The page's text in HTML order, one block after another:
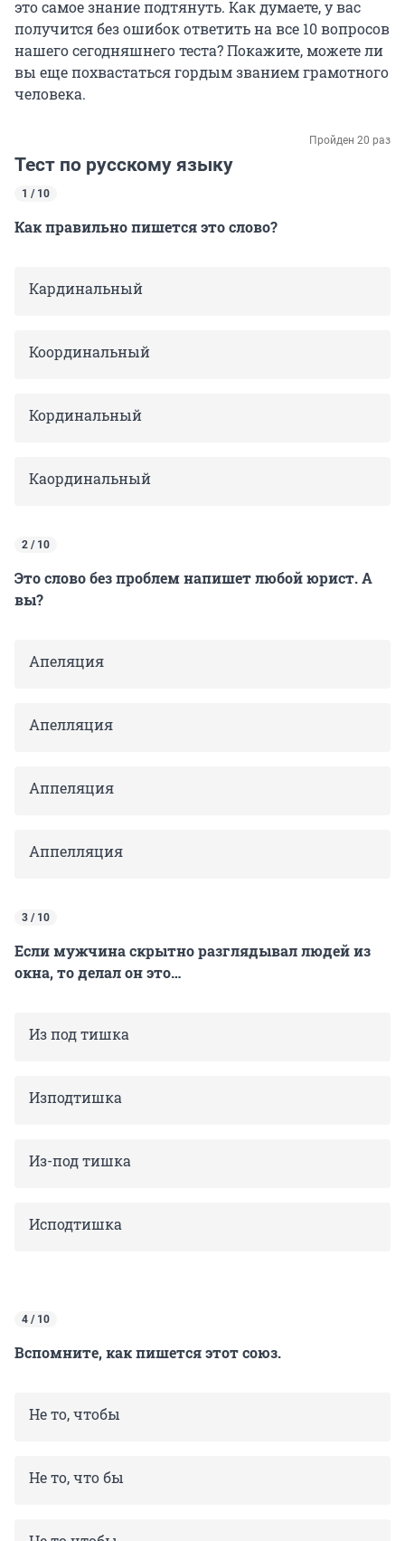
это самое знание подтянуть. Как думаете, у вас
получится без ошибок ответить на все 10 вопросов
нашего сегодняшнего теста? Покажите, можете ли
вы еще похвастаться гордым званием грамотного
человека.
Пройден 20 раз
Тест по русскому языку
1 / 10
Как правильно пишется это слово?
Кардинальный
Координальный
Кординальный
Каординальный
2 / 10
Это слово без проблем напишет любой юрист. А
вы?
Апеляция
Апелляция
Аппеляция
Аппелляция
3 / 10
Если мужчина скрытно разглядывал людей из
окна, то делал он это…
Из под тишка
Изподтишка
Из-под тишка
Исподтишка
4 / 10
Вспомните, как пишется этот союз.
Не то, чтобы
Не то, что бы